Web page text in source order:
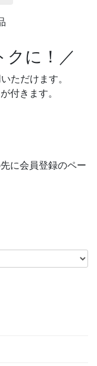
クに！／
ただけます。
付きます。
に会員登録のペー